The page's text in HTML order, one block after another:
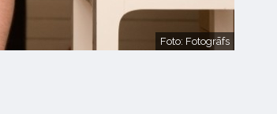
Foto: Fotogrāfs